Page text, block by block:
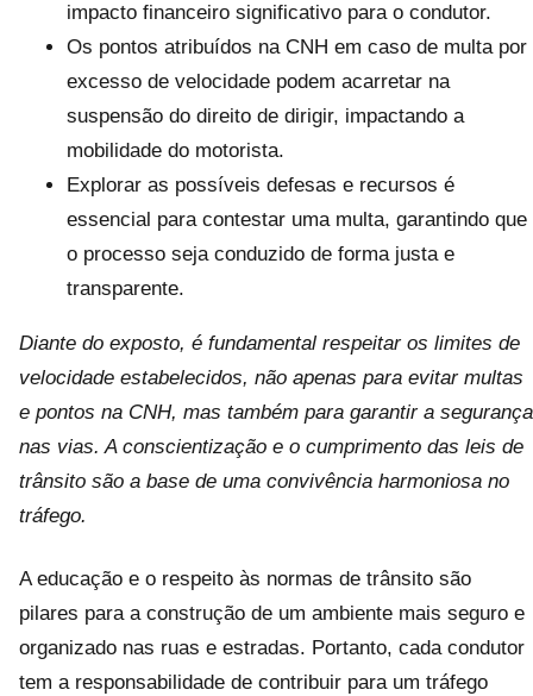
impacto financeiro significativo para o condutor.
Os pontos atribuídos na CNH em caso de multa por
excesso de velocidade podem acarretar na
suspensão do direito de dirigir, impactando a
mobilidade do motorista.
Explorar as possíveis defesas e recursos é
essencial para contestar uma multa, garantindo que
o processo seja conduzido de forma justa e
transparente.
Diante do exposto, é fundamental respeitar os limites de
velocidade estabelecidos, não apenas para evitar multas
e pontos na CNH, mas também para garantir a segurança
nas vias. A conscientização e o cumprimento das leis de
trânsito são a base de uma convivência harmoniosa no
tráfego.
A educação e o respeito às normas de trânsito são
pilares para a construção de um ambiente mais seguro e
organizado nas ruas e estradas. Portanto, cada condutor
tem a responsabilidade de contribuir para um tráfego